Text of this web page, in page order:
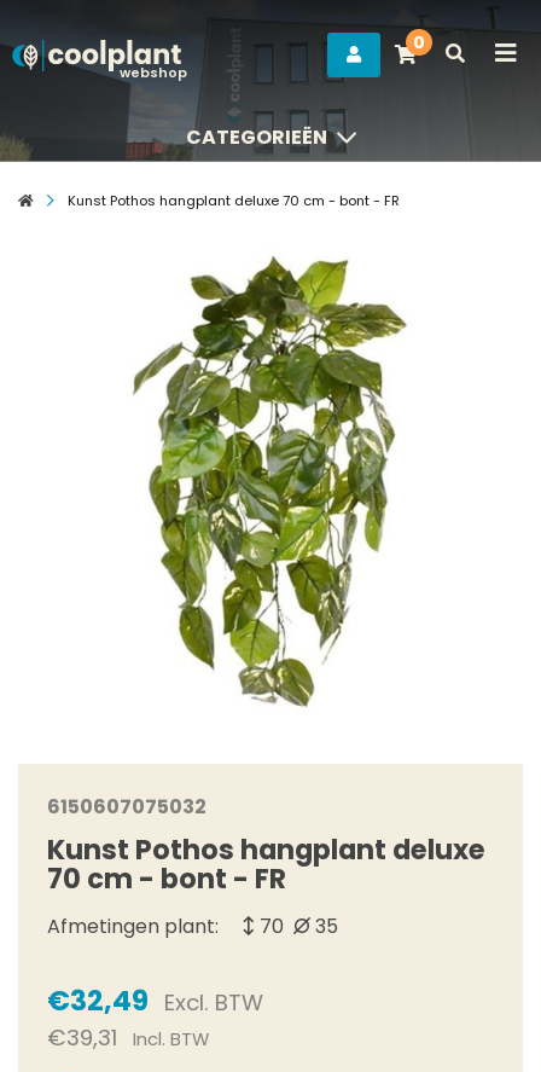
webshop
0
CATEGORIEËN
CATEGORIEËN
Kunst Pothos hangplant deluxe 70 cm - bont - FR
6150607075032
Kunst Pothos hangplant deluxe
70 cm - bont - FR
Afmetingen plant: 70 35
€32,49 Excl. BTW
€39,31
Incl. BTW